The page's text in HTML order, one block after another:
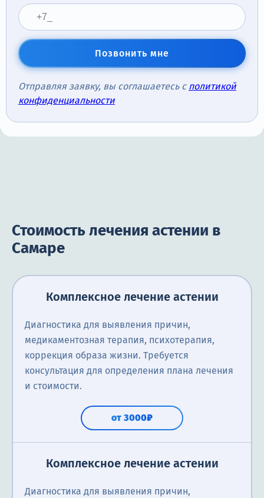
Позвонить мне
Отправляя заявку, вы соглашаетесь с политикой
конфиденциальности
Стоимость лечения астении в
Самаре
Комплексное лечение астении
Диагностика для выявления причин,
медикаментозная терапия, психотерапия,
коррекция образа жизни. Требуется
консультация для определения плана лечения
и стоимости.
от 3000₽
Комплексное лечение астении
Диагностика для выявления причин,